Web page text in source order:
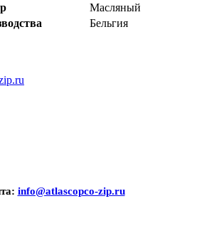
Масляный
Бельгия
info@atlascopco-zip.ru